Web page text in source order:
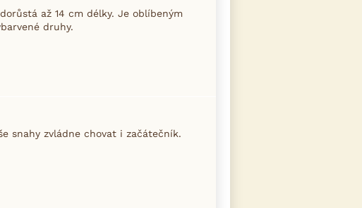
až 14 cm délky. Je oblíbeným
druhy.
snahy zvládne chovat i začátečník.